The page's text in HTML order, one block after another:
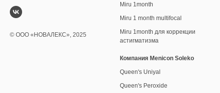
© ООО «НОВАЛЕКС», 2025
Miru 1month
Miru 1 month multifocal
Miru 1month для коррекции
астигматизма
Компания Menicon Soleko
Queen's Uniyal
Queen's Peroxide